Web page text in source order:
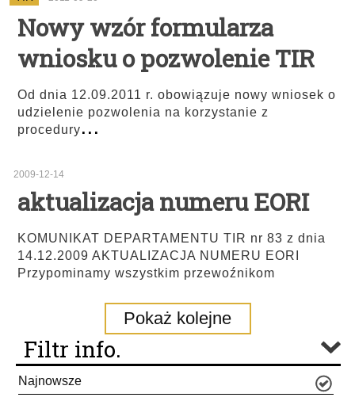
Nowy wzór formularza
wniosku o pozwolenie TIR
Od dnia 12.09.2011 r. obowiązuje nowy wniosek o
udzielenie pozwolenia na korzystanie z
procedury...
2009-12-14
aktualizacja numeru EORI
KOMUNIKAT DEPARTAMENTU TIR nr 83 z dnia
14.12.2009 AKTUALIZACJA NUMERU EORI
Przypominamy wszystkim przewoźnikom
Pokaż kolejne
Filtr info.
Najnowsze